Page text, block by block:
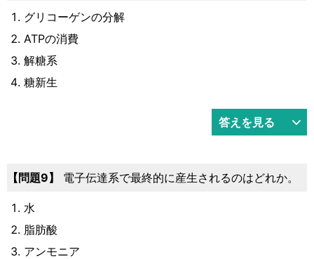
グリコーゲンの分解
ATPの消費
解糖系
糖新生
答えを見る
9 電子伝達系で最終的に産生されるのはどれか。
水
脂肪酸
アンモニア